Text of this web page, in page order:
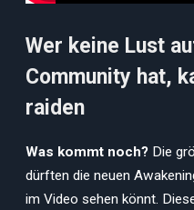
Wer keine Lust
Community hat,
raiden
Was kommt noch? Die
dürften die neuen
im Video sehen könnt.